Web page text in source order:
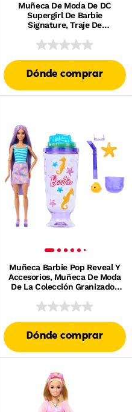
Muñeca De Moda De DC
Supergirl De Barbie
Signature, Traje De
Dónde comprar
Muñeca Barbie Pop Reveal Y
Accesorios, Muñeca De Moda
De La Colección Granizados
Cambio De Color
Dónde comprar